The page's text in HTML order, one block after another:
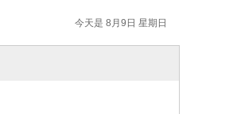
今天是 8月9日 星期日